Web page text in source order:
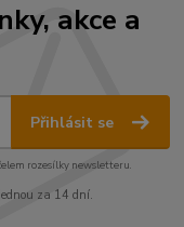
akce a
Přihlásit se
rozesílky newsletteru.
za 14 dní.